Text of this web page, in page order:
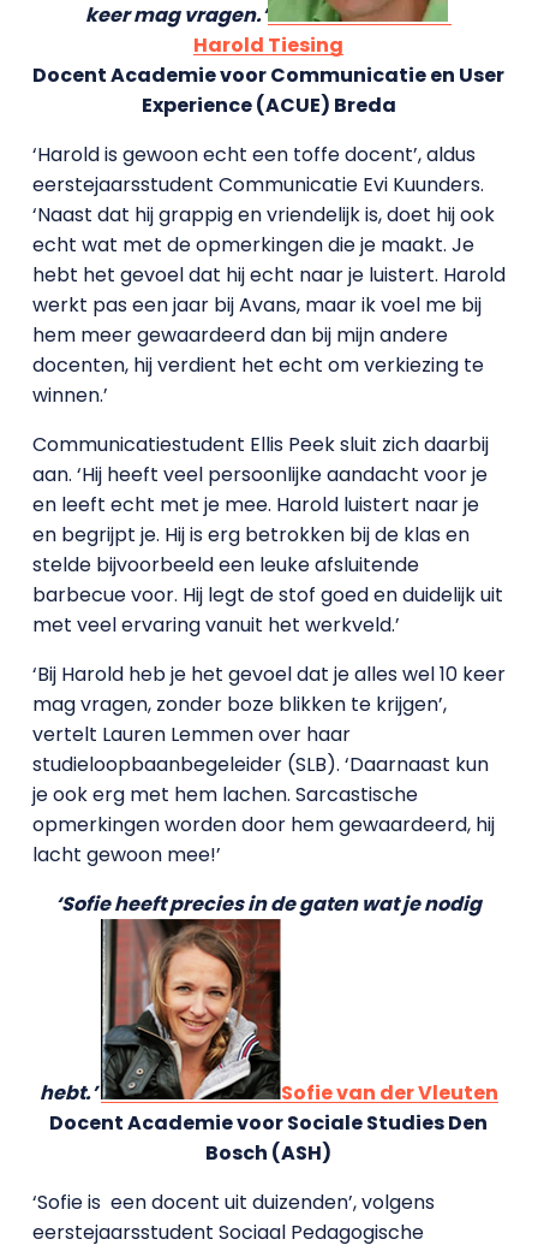
keer mag vragen.’
Harold Tiesing
Docent Academie voor Communicatie en User
Experience (ACUE) Breda
‘Harold is gewoon echt een toffe docent’, aldus
eerstejaarsstudent Communicatie Evi Kuunders.
‘Naast dat hij grappig en vriendelijk is, doet hij ook
echt wat met de opmerkingen die je maakt. Je
hebt het gevoel dat hij echt naar je luistert. Harold
werkt pas een jaar bij Avans, maar ik voel me bij
hem meer gewaardeerd dan bij mijn andere
docenten, hij verdient het echt om verkiezing te
winnen.’
Communicatiestudent Ellis Peek sluit zich daarbij
aan. ‘Hij heeft veel persoonlijke aandacht voor je
en leeft echt met je mee. Harold luistert naar je
en begrijpt je. Hij is erg betrokken bij de klas en
stelde bijvoorbeeld een leuke afsluitende
barbecue voor. Hij legt de stof goed en duidelijk uit
met veel ervaring vanuit het werkveld.’
‘Bij Harold heb je het gevoel dat je alles wel 10 keer
mag vragen, zonder boze blikken te krijgen’,
vertelt Lauren Lemmen over haar
studieloopbaanbegeleider (SLB). ‘Daarnaast kun
je ook erg met hem lachen. Sarcastische
opmerkingen worden door hem gewaardeerd, hij
lacht gewoon mee!’
‘Sofie heeft precies in de gaten wat je nodig
hebt.’
Sofie van der Vleuten
Docent Academie voor Sociale Studies Den
Bosch (ASH)
‘Sofie is een docent uit duizenden’, volgens
eerstejaarsstudent Sociaal Pedagogische